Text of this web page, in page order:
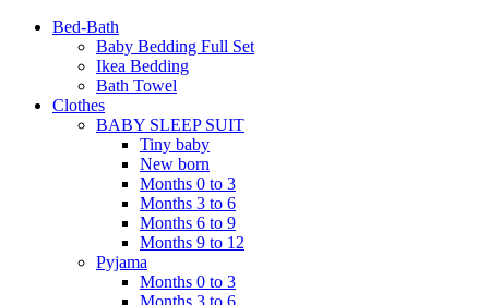
Bed-Bath
Baby Bedding Full Set
Ikea Bedding
Bath Towel
Clothes
BABY SLEEP SUIT
Tiny baby
New born
Months 0 to 3
Months 3 to 6
Months 6 to 9
Months 9 to 12
Pyjama
Months 0 to 3
Months 3 to 6